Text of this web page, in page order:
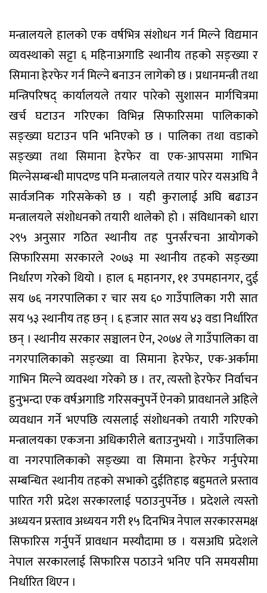
मन्त्रालयले हालको एक वर्षभित्र संशोधन गर्न मिल्ने विद्यमान
व्यवस्थाको सट्टा ६ महिनाअगाडि स्थानीय तहको सङ्ख्या र
सिमाना हेरफेर गर्न मिल्ने बनाउन लागेको छ । प्रधानमन्त्री तथा
मन्त्रिपरिषद् कार्यालयले तयार पारेको सुशासन मार्गचित्रमा
खर्च घटाउन गरिएका विभिन्न सिफारिसमा पालिकाको
सङ्ख्या घटाउन पनि भनिएको छ । पालिका तथा वडाको
सङ्ख्या तथा सिमाना हेरफेर वा एक-आपसमा गाभिन
मिल्नेसम्बन्धी मापदण्ड पनि मन्त्रालयले तयार पारेर यसअघि नै
सार्वजनिक गरिसकेको छ । यही कुरालाई अघि बढाउन
मन्त्रालयले संशोधनको तयारी थालेको हो । संविधानको धारा
२९५ अनुसार गठित स्थानीय तह पुनर्संरचना आयोगको
सिफारिसमा सरकारले २०७३ मा स्थानीय तहको सङ्ख्या
निर्धारण गरेको थियो । हाल ६ महानगर, ११ उपमहानगर, दुई
सय ७६ नगरपालिका र चार सय ६० गाउँपालिका गरी सात
सय ५३ स्थानीय तह छन् । ६ हजार सात सय ४३ वडा निर्धारित
छन् । स्थानीय सरकार सञ्चालन ऐन, २०७४ ले गाउँपालिका वा
नगरपालिकाको सङ्ख्या वा सिमाना हेरफेर, एक-अर्कामा
गाभिन मिल्ने व्यवस्था गरेको छ । तर, त्यस्तो हेरफेर निर्वाचन
हुनुभन्दा एक वर्षअगाडि गरिसक्नुपर्ने ऐनको प्रावधानले अहिले
व्यवधान गर्ने भएपछि त्यसलाई संशोधनको तयारी गरिएको
मन्त्रालयका एकजना अधिकारीले बताउनुभयो । गाउँपालिका
वा नगरपालिकाको सङ्ख्या वा सिमाना हेरफेर गर्नुपरेमा
सम्बन्धित स्थानीय तहको सभाको दुईतिहाइ बहुमतले प्रस्ताव
पारित गरी प्रदेश सरकारलाई पठाउनुपर्नेछ । प्रदेशले त्यस्तो
अध्ययन प्रस्ताव अध्ययन गरी १५ दिनभित्र नेपाल सरकारसमक्ष
सिफारिस गर्नुपर्ने प्रावधान मस्यौदामा छ । यसअघि प्रदेशले
नेपाल सरकारलाई सिफारिस पठाउने भनिए पनि समयसीमा
निर्धारित थिएन ।